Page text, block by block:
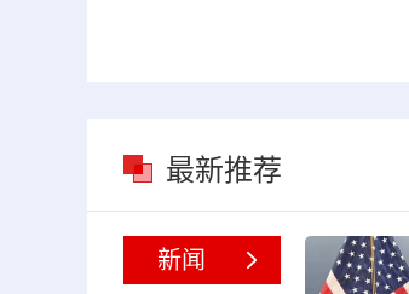
最新推荐
新闻